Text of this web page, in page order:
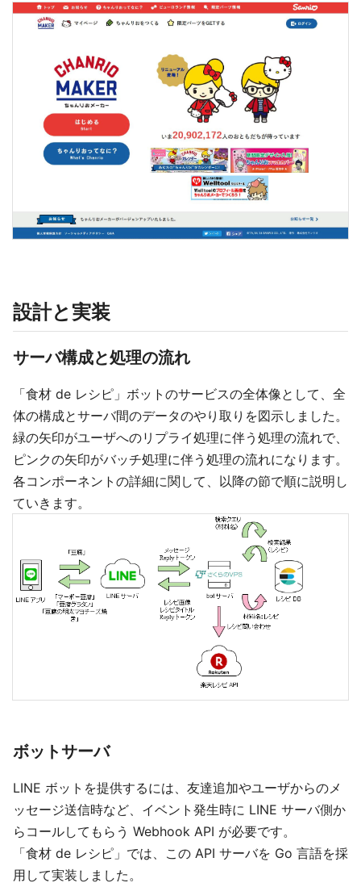
設計と実装
サーバ構成と処理の流れ
「食材 de レシピ」ボットのサービスの全体像として、全
体の構成とサーバ間のデータのやり取りを図示しました。
緑の矢印がユーザへのリプライ処理に伴う処理の流れで、
ピンクの矢印がバッチ処理に伴う処理の流れになります。
各コンポーネントの詳細に関して、以降の節で順に説明し
ていきます。
ボットサーバ
LINE ボットを提供するには、友達追加やユーザからのメ
ッセージ送信時など、イベント発生時に LINE サーバ側か
らコールしてもらう Webhook API が必要です。
「食材 de レシピ」では、この API サーバを Go 言語を採
用して実装しました。